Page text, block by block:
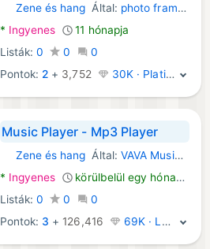
Android Alkalmazások:
Zene és hang Által: photo frame & music player
* Ingyenes
11 hónapja
Listák:0 0
0
Pontok: 2 + 3,752 30K · Platina
Music Player - Mp3 Player
Android Alkalmazások:
Zene és hang Által: VAVA Music Player - MP3 Player, Volume Booster
* Ingyenes
körülbelül egy hónapja
Listák:0 0
0
Pontok: 3 + 126,416 69K · Legenda